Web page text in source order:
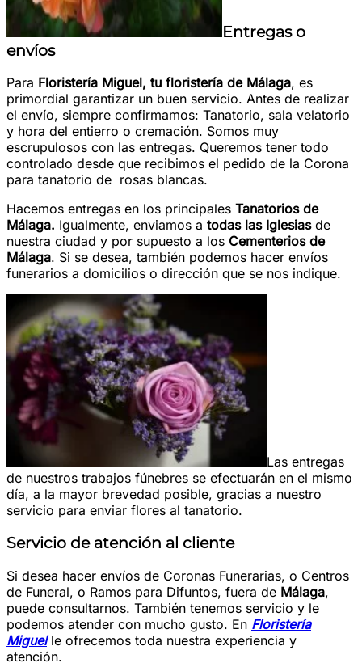
Entregas o
envíos
Para Floristería Miguel, tu floristería de Málaga, es
primordial garantizar un buen servicio. Antes de realizar
el envío, siempre confirmamos: Tanatorio, sala velatorio
y hora del entierro o cremación. Somos muy
escrupulosos con las entregas. Queremos tener todo
controlado desde que recibimos el pedido de la Corona
para tanatorio de rosas blancas.
Hacemos entregas en los principales Tanatorios de
Málaga. Igualmente, enviamos a todas las Iglesiasde
nuestra ciudad y por supuesto a los Cementerios de
Málaga. Si se desea, también podemos hacer envíos
funerarios a domicilios o dirección que se nos indique.
Las entregas
de nuestros trabajos fúnebres se efectuarán en el mismo
día, a la mayor brevedad posible, gracias a nuestro
servicio para enviar flores al tanatorio.
Servicio de atención al cliente
Si desea hacer envíos de Coronas Funerarias, o Centros
de Funeral, o Ramos para Difuntos, fuera de Málaga,
puede consultarnos. También tenemos servicio y le
podemos atender con mucho gusto. En Floristería
Miguelle ofrecemos toda nuestra experiencia y
atención.